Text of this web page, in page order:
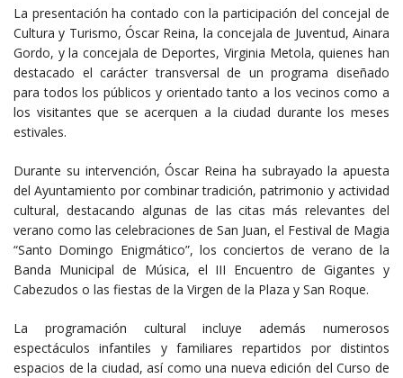
La presentación ha contado con la participación del concejal de
Cultura y Turismo, Óscar Reina, la concejala de Juventud, Ainara
Gordo, y la concejala de Deportes, Virginia Metola, quienes han
destacado el carácter transversal de un programa diseñado
para todos los públicos y orientado tanto a los vecinos como a
los visitantes que se acerquen a la ciudad durante los meses
estivales.
Durante su intervención, Óscar Reina ha subrayado la apuesta
del Ayuntamiento por combinar tradición, patrimonio y actividad
cultural, destacando algunas de las citas más relevantes del
verano como las celebraciones de San Juan, el Festival de Magia
“Santo Domingo Enigmático”, los conciertos de verano de la
Banda Municipal de Música, el III Encuentro de Gigantes y
Cabezudos o las fiestas de la Virgen de la Plaza y San Roque.
La programación cultural incluye además numerosos
espectáculos infantiles y familiares repartidos por distintos
espacios de la ciudad, así como una nueva edición del Curso de